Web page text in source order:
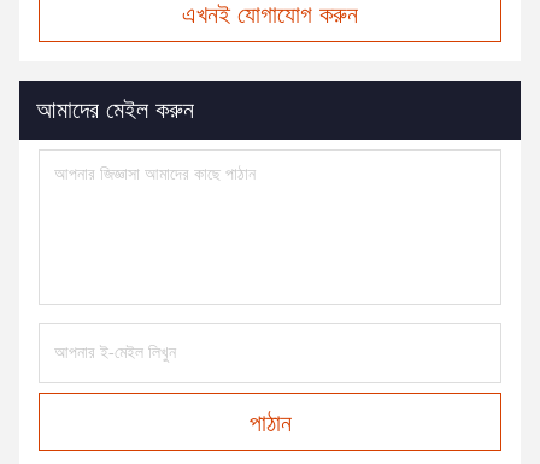
এখনই যোগাযোগ করুন
আমাদের মেইল করুন
পাঠান